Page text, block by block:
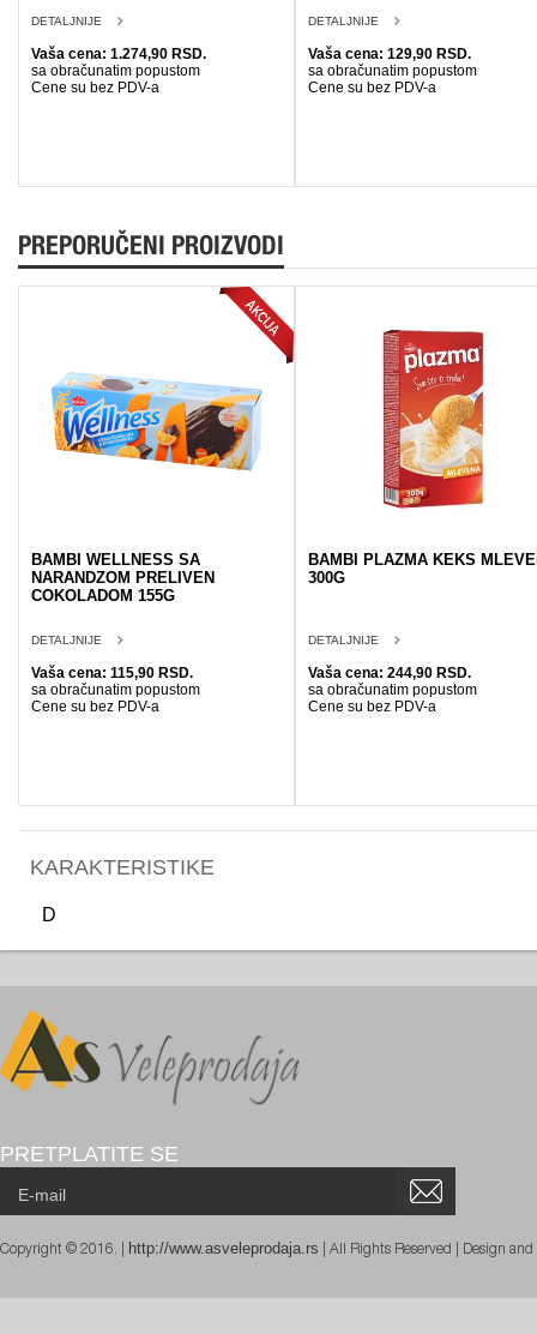
DETALJNIJE
Vaša cena: 1.274,90 RSD.
sa obračunatim popustom
Cene su bez PDV-a
DETALJNIJE
Vaša cena: 129,90 RSD.
sa obračunatim popustom
Cene su bez PDV-a
PREPORUČENI PROIZVODI
BAMBI WELLNESS SA
NARANDZOM PRELIVEN
COKOLADOM 155G
DETALJNIJE
Vaša cena: 115,90 RSD.
sa obračunatim popustom
Cene su bez PDV-a
BAMBI PLAZMA KEKS
300G
DETALJNIJE
Vaša cena: 244,90 RSD.
sa obračunatim popustom
Cene su bez PDV-a
KARAKTERISTIKE
D
PRETPLATITE SE
Copyright © 2016. | http://www.asveleprodaja.rs | All Rights Reserved | Design